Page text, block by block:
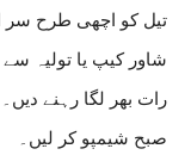
تیل کو اچھی طرح سر
شاور کیپ یا تولیہ
رات بھر لگا رہنے دیں۔
صبح شیمپو کر لیں۔